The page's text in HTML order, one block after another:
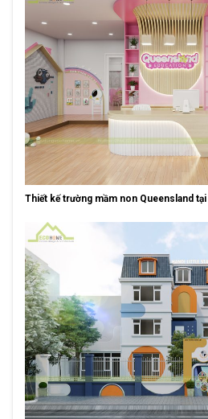
Thiết kế trường mầm non Queensland